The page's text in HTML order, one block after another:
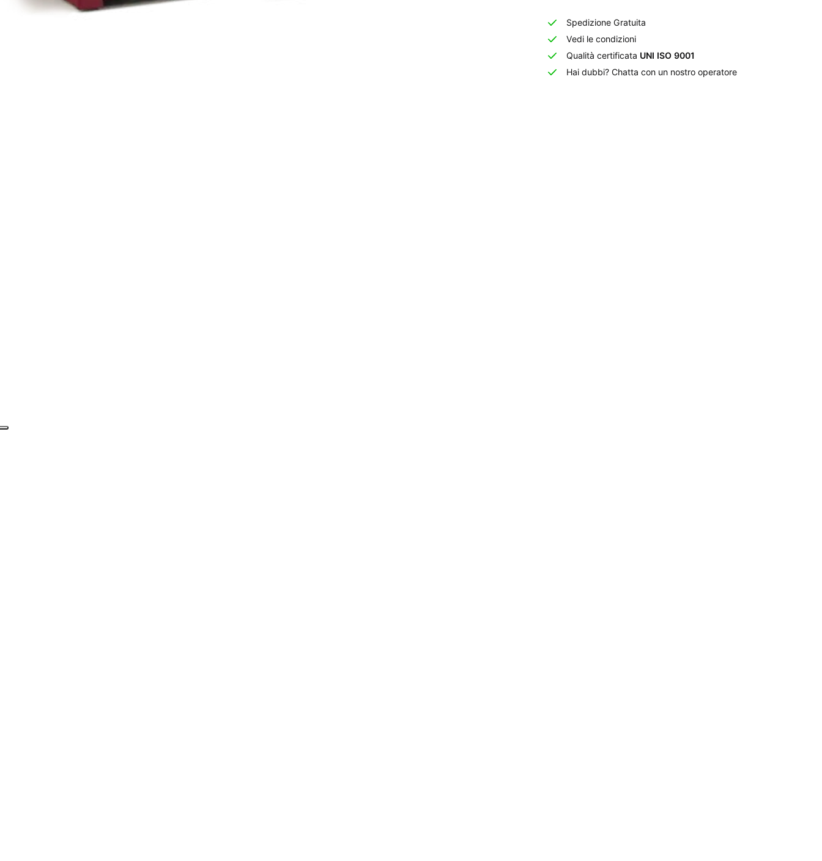
Spedizione Gratuita
Vedi le condizioni
Qualità certificata UNI ISO 9001
Hai dubbi? Chatta con un nostro operatore